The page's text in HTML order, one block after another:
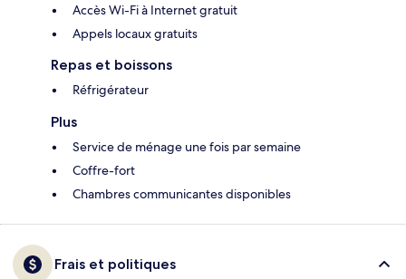
Accès Wi-Fi à Internet gratuit
Appels locaux gratuits
Repas et boissons
Réfrigérateur
Plus
Service de ménage une fois par semaine
Coffre-fort
Chambres communicantes disponibles
Frais et politiques